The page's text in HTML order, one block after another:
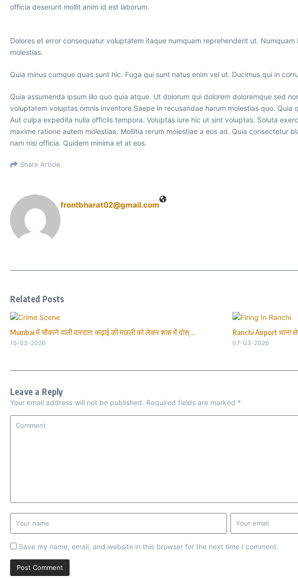
officia deserunt mollit anim id est laborum.
Dolores et error consequatur voluptatem itaque numquam reprehenderit ut.
molestias.
Quia minus cumque quas sunt hic. Fuga qui sunt natus enim vel ut. Ducimus qui in
Quia assumenda ipsum illo quo quia atque. Ut dolorum qui dolorem doloremque sed
voluptatem voluptas omnis inventore.Saepe in recusandae harum molestias quo.
Aut culpa expedita nulla officiis tempora. Voluptas iure hic ut sint voluptas. Soluta
maxime ratione autem molestiae. Mollitia rerum molestiae a eos ad. Quia
nam nisi officia. Quidem minima et at eos.
Share Article
frontbharat02@gmail.com
Related Posts
Mumbai में चौंकाने वाली वारदात: कढ़ाई की मछली को लेकर शक में दोस् ...
15-03-2026
Ranchi Airport थाना
07-03-2026
Leave a Reply
Your email address will not be published. Required fields are marked *
Save my name, email, and website in this browser for the next time I comment.